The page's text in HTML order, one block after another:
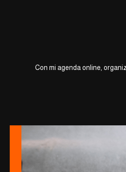
Con mi agenda online,